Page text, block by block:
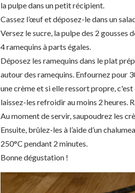
la pulpe dans un petit récipient.
Cassez l’œuf et déposez-le dans un
Versez le sucre, la pulpe des 2 gousses
4 ramequins à parts égales.
Déposez les ramequins dans le plat
autour des ramequins. Enfournez pour
une crème et si elle ressort propre,
laissez-les refroidir au moins 2 heures.
Au moment de servir, saupoudrez les
Ensuite, brûlez-les à l’aide d’un
250°C pendant 2 minutes.
Bonne dégustation !